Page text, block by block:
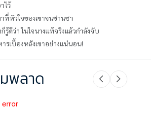
ไว้
ที่หัวใจของเขาจนซ่านชา
รู้ดีว่า ในใจนางแท้จริงแล้วกำลังจับ
รเบื้องหลังเขาอย่างแน่นอน!
พลาด
error